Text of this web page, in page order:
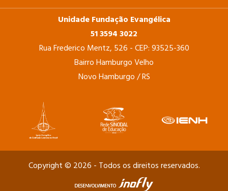
Unidade Fundação Evangélica
51 3594 3022
Rua Frederico Mentz, 526 - CEP: 93525-360
Bairro Hamburgo Velho
Novo Hamburgo / RS
Copyright © 2026 - Todos os direitos reservados.